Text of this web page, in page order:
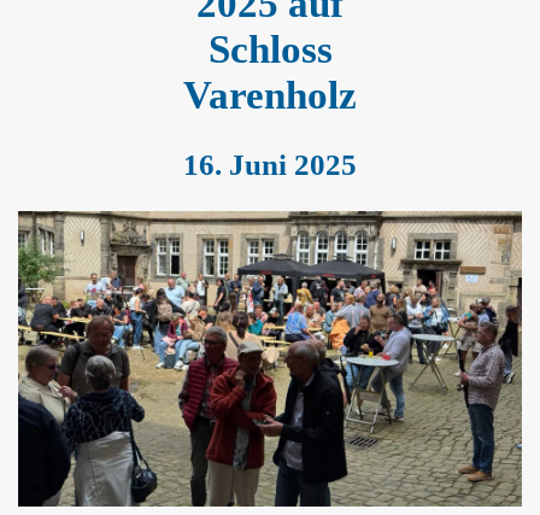
Schloss
Varenholz
16. Juni 2025